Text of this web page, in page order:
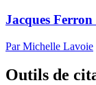
Jacques
Par Michelle Lavoie
Outils de